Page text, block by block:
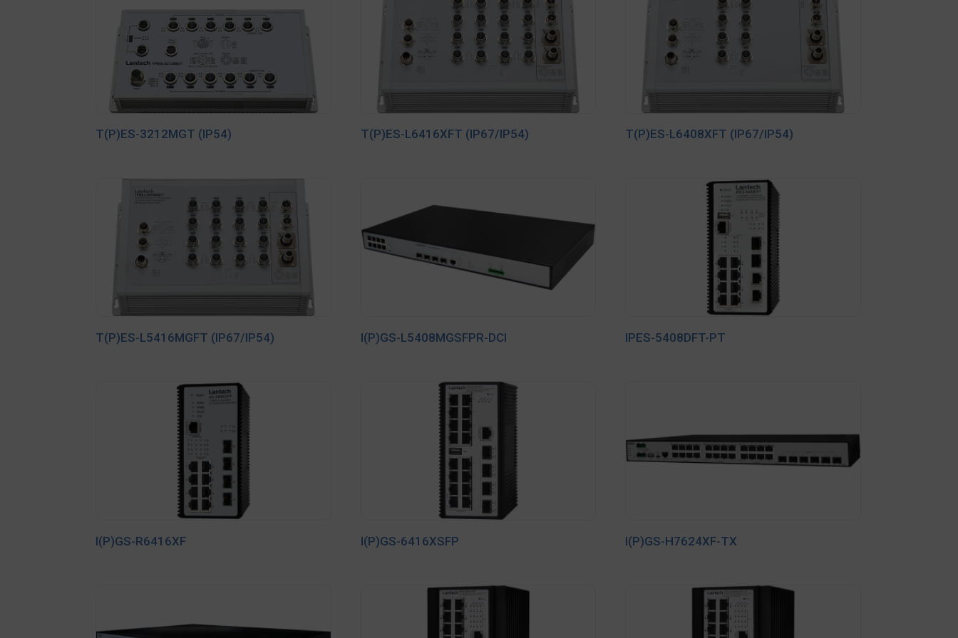
T(P)ES-3212MGT (IP54) T(P)ES-L6416XFT (IP67/IP54) T(P)ES-L6408XFT (IP67/IP54)
T(P)ES-L5416MGFT (IP67/IP54) I(P)GS-L5408MGSFPR-DCI IPES-5408DFT-PT
I(P)GS-R6416XF I(P)GS-6416XSFP I(P)GS-H7624XF-TX